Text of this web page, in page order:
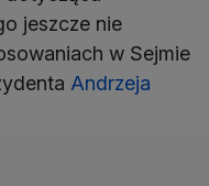
jeszcze nie
w Sejmie
Andrzeja